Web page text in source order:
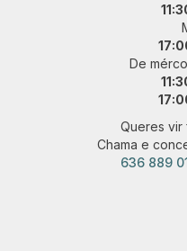
De
Queres vir
Chama e
636 889